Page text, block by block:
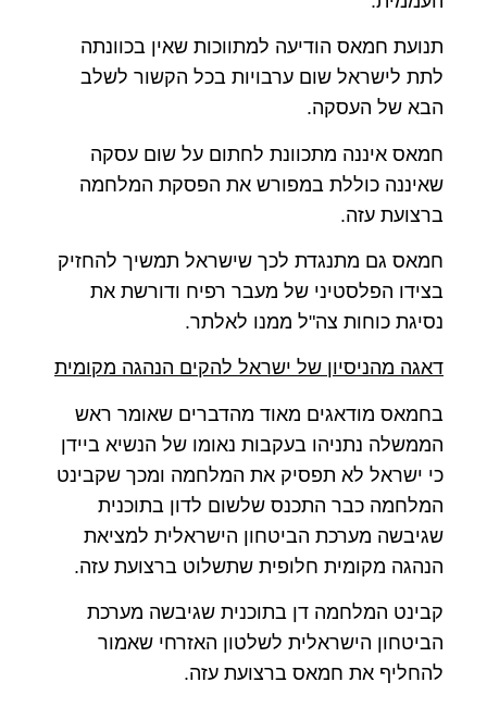
תנועת חמאס הודיעה למתווכות שאין בכוונתה
לתת לישראל שום ערבויות בכל הקשור לשלב
הבא של העסקה.
חמאס איננה מתכוונת לחתום על שום עסקה
שאיננה כוללת במפורש את הפסקת המלחמה
ברצועת עזה.
חמאס גם מתנגדת לכך שישראל תמשיך להחזיק
בצידו הפלסטיני של מעבר רפיח ודורשת את
נסיגת כוחות צה"ל ממנו לאלתר.
דאגה מהניסיון של ישראל להקים הנהגה מקומית
בחמאס מודאגים מאוד מהדברים שאומר ראש
הממשלה נתניהו בעקבות נאומו של הנשיא ביידן
כי ישראל לא תפסיק את המלחמה ומכך שקבינט
המלחמה כבר התכנס שלשום לדון בתוכנית
שגיבשה מערכת הביטחון הישראלית למציאת
הנהגה מקומית חלופית שתשלוט ברצועת עזה.
קבינט המלחמה דן בתוכנית שגיבשה מערכת
הביטחון הישראלית לשלטון האזרחי שאמור
להחליף את חמאס ברצועת עזה.